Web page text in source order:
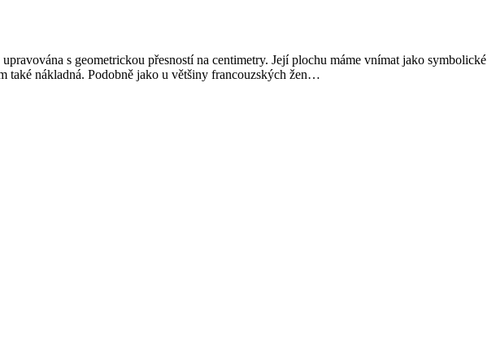
s geometrickou přesností na centimetry. Její plochu máme vnímat jako symbolické
také nákladná. Podobně jako u většiny francouzských žen…